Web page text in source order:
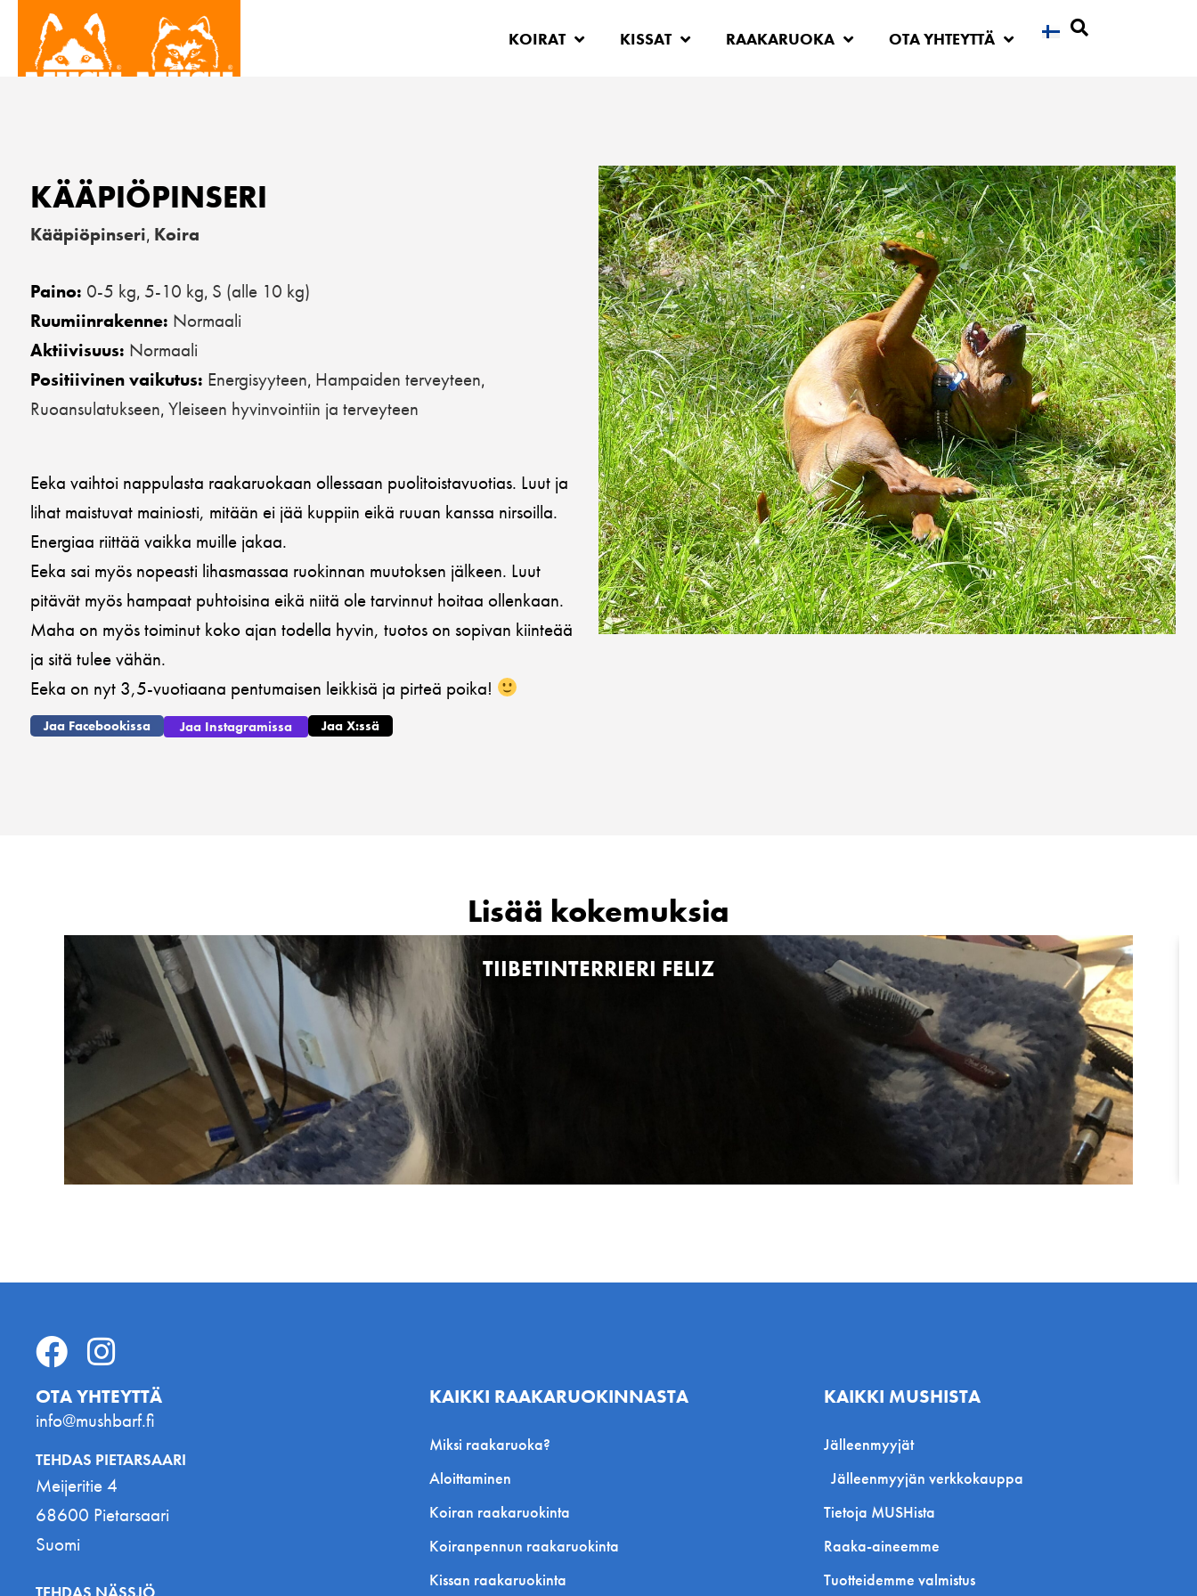
KOIRAT KISSAT RAAKARUOKA OTA YHTEYTTÄ
KÄÄPIÖPINSERI
Kääpiöpinseri, Koira
Paino: 0-5 kg, 5-10 kg, S (alle 10 kg)
Ruumiinrakenne: Normaali
Aktiivisuus: Normaali
Positiivinen vaikutus: Energisyyteen, Hampaiden terveyteen,
Ruoansulatukseen, Yleiseen hyvinvointiin ja terveyteen
Eeka vaihtoi nappulasta raakaruokaan ollessaan puolitoistavuotias. Luut ja
lihat maistuvat mainiosti, mitään ei jää kuppiin eikä ruuan kanssa nirsoilla.
Energiaa riittää vaikka muille jakaa.
Eeka sai myös nopeasti lihasmassaa ruokinnan muutoksen jälkeen. Luut
pitävät myös hampaat puhtoisina eikä niitä ole tarvinnut hoitaa ollenkaan.
Maha on myös toiminut koko ajan todella hyvin, tuotos on sopivan kiinteää
ja sitä tulee vähän.
Eeka on nyt 3,5-vuotiaana pentumaisen leikkisä ja pirteä poika!
Jaa Facebookissa Jaa Instagramissa Jaa X:ssä
Lisää kokemuksia
TIIBETINTERRIERI FELIZ
OTA YHTEYTTÄ
info@mushbarf.fi
TEHDAS PIETARSAARI
Meijeritie 4
68600 Pietarsaari
Suomi
TEHDAS NÄSSJÖ
KAIKKI RAAKARUOKINNASTA
Miksi raakaruoka?
Aloittaminen
Koiran raakaruokinta
Koiranpennun raakaruokinta
Kissan raakaruokinta
KAIKKI MUSHISTA
Jälleenmyyjät
Jälleenmyyjän verkkokauppa
Tietoja MUSHista
Raaka-aineemme
Tuotteidemme valmistus